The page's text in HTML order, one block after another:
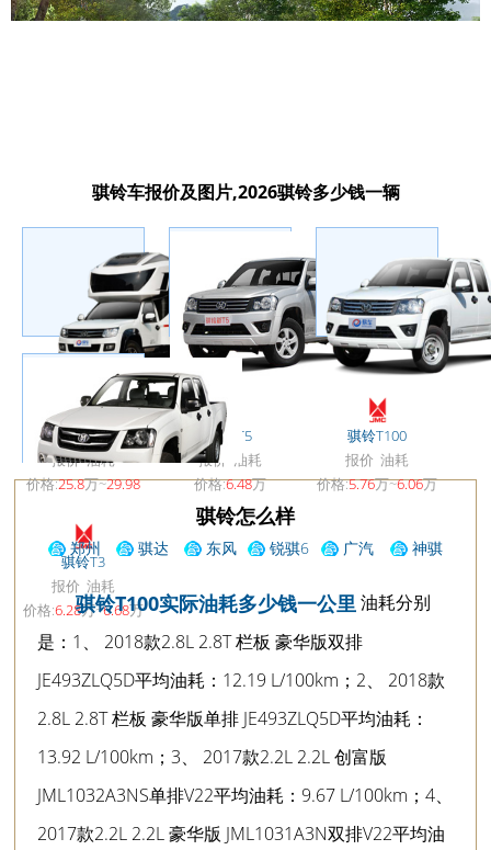
骐铃车报价及图片,2026骐铃多少钱一辆
骐铃T7皮卡房车
报价 油耗
价格:25.8万~29.98
骐铃T5
报价 油耗
价格:6.48万
~9.8802万
骐铃T100
报价 油耗
价格:5.76万~6.06万
骐铃T3
报价 油耗
价格:6.28万~6.68万
骐铃怎么样
郑州
日产东风
锐骐
骐达
东风
锐骐6
广汽
神骐
骐铃T100实际油耗多少钱一公里 油耗分别
是：1、 2018款2.8L 2.8T 栏板 豪华版双排
JE493ZLQ5D平均油耗：12.19 L/100km；2、 2018款
2.8L 2.8T 栏板 豪华版单排 JE493ZLQ5D平均油耗：
13.92 L/100km；3、 2017款2.2L 2.2L 创富版
JML1032A3NS单排V22平均油耗：9.67 L/100km；4、
2017款2.2L 2.2L 豪华版 JML1031A3N双排V22平均油